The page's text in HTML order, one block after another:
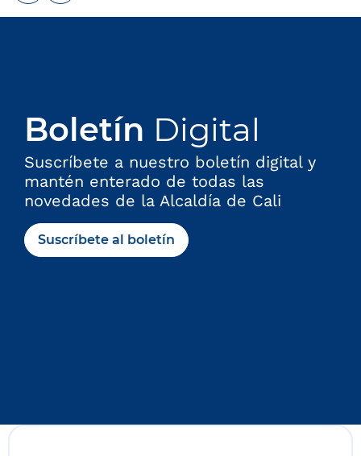
Boletín Digital
Suscríbete a nuestro boletín digital y
mantén enterado de todas las
novedades de la Alcaldía de Cali
Suscríbete al boletín